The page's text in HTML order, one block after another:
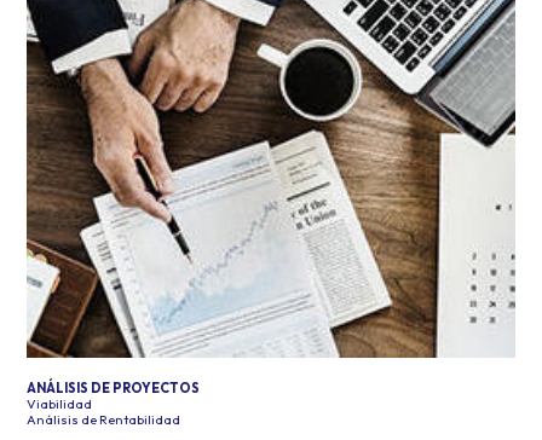
ANÁLISIS DE PROYECTOS
Viabilidad
Análisis de Rentabilidad